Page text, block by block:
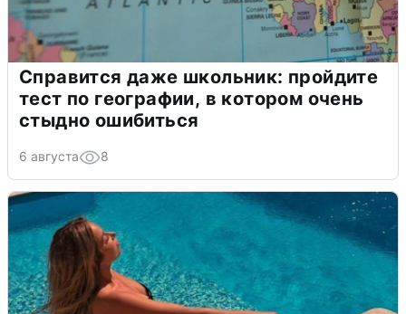
Справится даже школьник: пройдите
тест по географии, в котором очень
стыдно ошибиться
6 августа 8